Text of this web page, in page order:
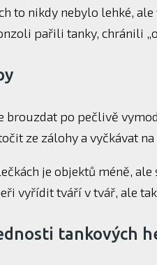
to nikdy nebylo lehké,
pařili tanky, chránili
brouzdat po pečlivě
ze zálohy a vyčkávat
je objektů méně,
vyřídit tváří v tvář, ale
tankových